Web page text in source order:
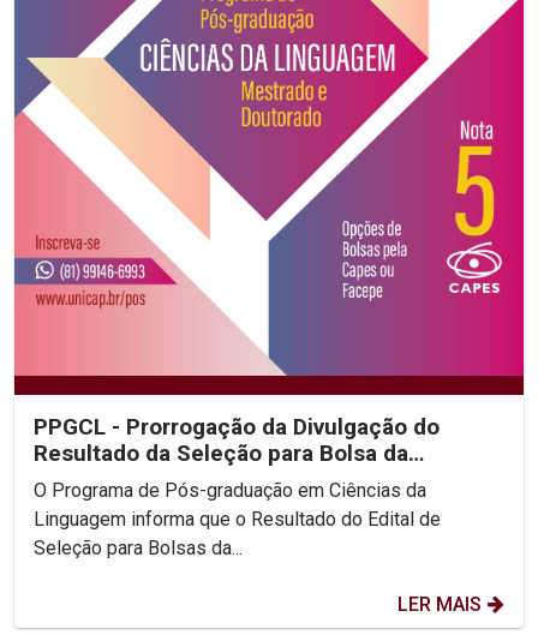
PPGCL - Prorrogação da Divulgação do
Resultado da Seleção para Bolsa da
CAPES/PROSUC -
O Programa de Pós-graduação em Ciências da
Linguagem informa que o Resultado do Edital de
Seleção para Bolsas da...
LER MAIS